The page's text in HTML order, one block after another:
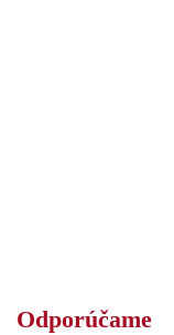
Odporúčame